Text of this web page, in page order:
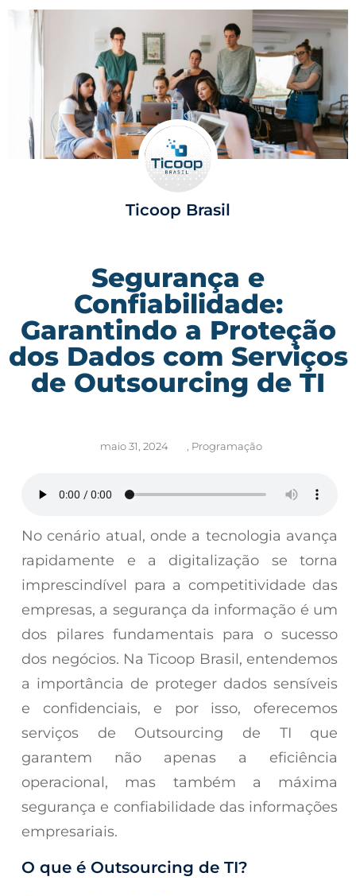
Ticoop Brasil
Segurança e
Confiabilidade:
Garantindo a Proteção
dos Dados com Serviços
de Outsourcing de TI
maio 31, 2024 Programação
No cenário atual, onde a tecnologia avança
rapidamente e a digitalização se torna
imprescindível para a competitividade das
empresas, a segurança da informação é um
dos pilares fundamentais para o sucesso
dos negócios. Na Ticoop Brasil, entendemos
a importância de proteger dados sensíveis
e confidenciais, e por isso, oferecemos
serviços de Outsourcing de TI que
garantem não apenas a eficiência
operacional, mas também a máxima
segurança e confiabilidade das informações
empresariais.
O que é Outsourcing de TI?